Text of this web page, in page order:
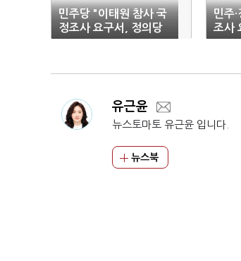
민주당 "이태원 참사 국
정조사 요구서, 정의당
과 조정해 제출"
민주
조사
유근윤
뉴스토마토 유근윤 입니다.
뉴스북